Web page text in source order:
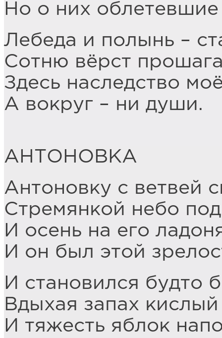
Но о них
Лебеда и полынь –
Сотню вёрст
Здесь наследство
А вокруг – ни души.
АНТОНОВКА
Антоновку с ветвей
Стремянкой небо
И осень на его
И он был этой
И становился будто
Вдыхая запах
И тяжесть яблок